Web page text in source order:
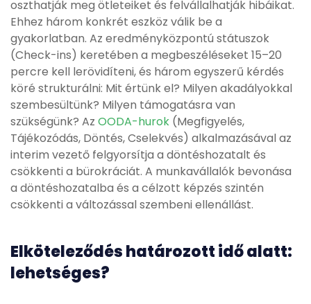
oszthatják meg ötleteiket és felvállalhatják hibáikat.
Ehhez három konkrét eszköz válik be a
gyakorlatban. Az eredményközpontú státuszok
(Check-ins) keretében a megbeszéléseket 15–20
percre kell lerövidíteni, és három egyszerű kérdés
köré strukturálni: Mit értünk el? Milyen akadályokkal
szembesültünk? Milyen támogatásra van
szükségünk? Az OODA-hurok (Megfigyelés,
Tájékozódás, Döntés, Cselekvés) alkalmazásával az
interim vezető felgyorsítja a döntéshozatalt és
csökkenti a bürokráciát. A munkavállalók bevonása
a döntéshozatalba és a célzott képzés szintén
csökkenti a változással szembeni ellenállást.
Elköteleződés határozott idő alatt:
lehetséges?